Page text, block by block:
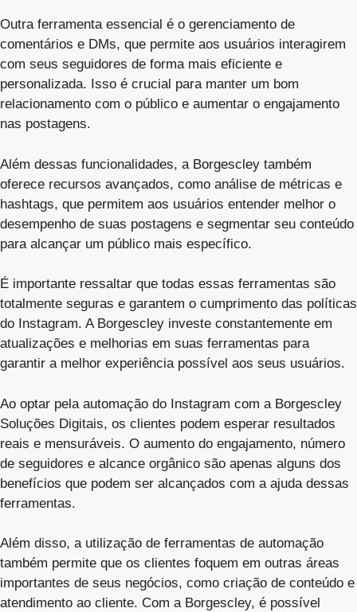
Outra ferramenta essencial é o gerenciamento de
comentários e DMs, que permite aos usuários interagirem
com seus seguidores de forma mais eficiente e
personalizada. Isso é crucial para manter um bom
relacionamento com o público e aumentar o engajamento
nas postagens.
Além dessas funcionalidades, a Borgescley também
oferece recursos avançados, como análise de métricas e
hashtags, que permitem aos usuários entender melhor o
desempenho de suas postagens e segmentar seu conteúdo
para alcançar um público mais específico.
É importante ressaltar que todas essas ferramentas são
totalmente seguras e garantem o cumprimento das políticas
do Instagram. A Borgescley investe constantemente em
atualizações e melhorias em suas ferramentas para
garantir a melhor experiência possível aos seus usuários.
Ao optar pela automação do Instagram com a Borgescley
Soluções Digitais, os clientes podem esperar resultados
reais e mensuráveis. O aumento do engajamento, número
de seguidores e alcance orgânico são apenas alguns dos
benefícios que podem ser alcançados com a ajuda dessas
ferramentas.
Além disso, a utilização de ferramentas de automação
também permite que os clientes foquem em outras áreas
importantes de seus negócios, como criação de conteúdo e
atendimento ao cliente. Com a Borgescley, é possível